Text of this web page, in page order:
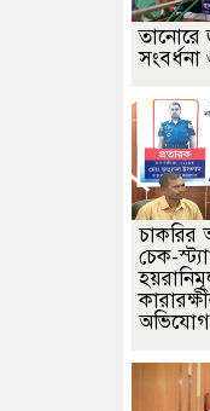
তানোরে
চাকরির
চেক-
অভিযোগ